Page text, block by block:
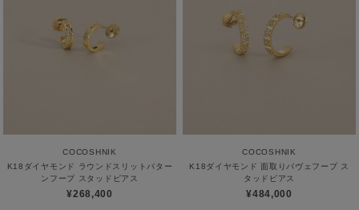
COCOSHNIK
K18ダイヤモンド ラウンドスリットパター
ンフープ スタッドピアス
¥268,400
COCOSHNIK
K18ダイヤモンド 面取りパヴェフープ ス
タッドピアス
¥484,000